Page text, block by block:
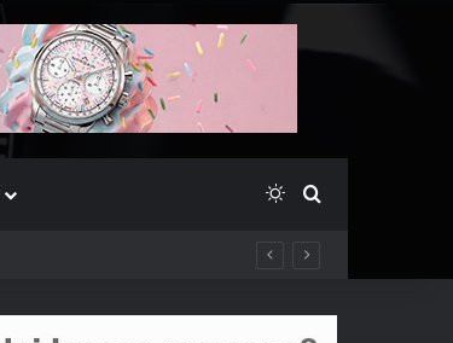
Switch skin
Išči